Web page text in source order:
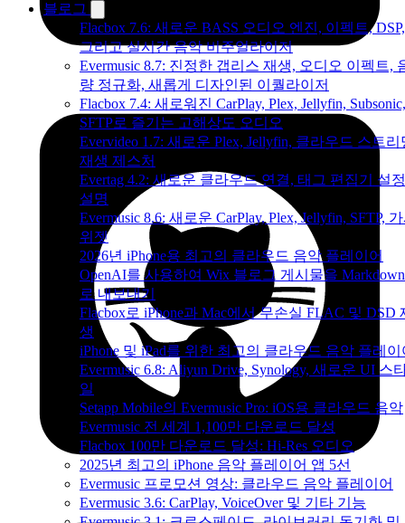
블로그
Flacbox 7.6: 새로운 BASS 오디오 엔진, 이펙트, DSP,
그리고 실시간 음악 비주얼라이저
Evermusic 8.7: 진정한 갭리스 재생, 오디오 이펙트,
량 정규화, 새롭게 디자인된 이퀄라이저
Flacbox 7.4: 새로워진 CarPlay, Plex, Jellyfin, Subsonic,
SFTP로 즐기는 고해상도 오디오
Evervideo 1.7: 새로운 Plex, Jellyfin, 클라우드 스트리
재생 제스처
Evertag 4.2: 새로운 클라우드 연결, 태그 편집기 설정
설명
Evermusic 8.6: 새로운 CarPlay, Plex, Jellyfin, SFTP,
위젯
2026년 iPhone용 최고의 클라우드 음악 플레이어
OpenAI를 사용하여 Wix 블로그 게시물을
로 내보내기
Flacbox로 iPhone과 Mac에서 무손실 FLAC 및 DSD
생
iPhone 및 iPad를 위한 최고의 클라우드 음악 플레이
Evermusic 6.8: Aliyun Drive, Synology, 새로운 UI 스
일
Setapp Mobile의 Evermusic Pro: iOS용 클라우드 음악
Evermusic 전 세계 1,100만 다운로드 달성
Flacbox 100만 다운로드 달성: Hi-Res 오디오
2025년 최고의 iPhone 음악 플레이어 앱 5선
Evermusic 프로모션 영상: 클라우드 음악 플레이어
Evermusic 3.6: CarPlay, VoiceOver 및 기타 기능